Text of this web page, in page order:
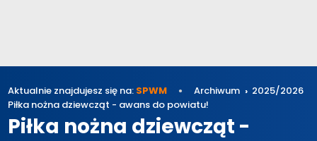
Aktualnie znajdujesz się na: SPWM Archiwum
2025/2026
Piłka nożna dziewcząt - awans do powiatu!
Piłka nożna dziewcząt -